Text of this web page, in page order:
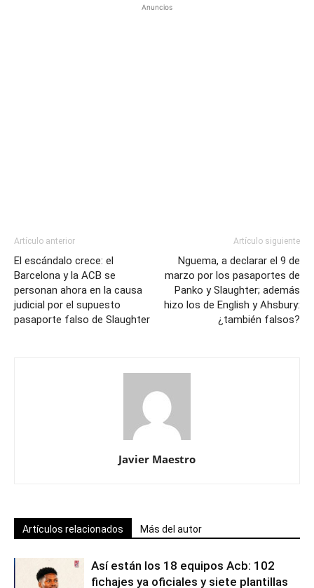
Anuncios
Artículo anterior
El escándalo crece: el
Barcelona y la ACB se
personan ahora en la causa
judicial por el supuesto
pasaporte falso de Slaughter
Artículo siguiente
Nguema, a declarar el 9 de
marzo por los pasaportes de
Panko y Slaughter; además
hizo los de English y Ahsbury:
¿también falsos?
Javier Maestro
Artículos relacionados Más del autor
Así están los 18 equipos Acb: 102
fichajes ya oficiales y siete plantillas